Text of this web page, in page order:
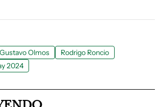
Gustavo Olmos
Rodrigo Roncio
2024